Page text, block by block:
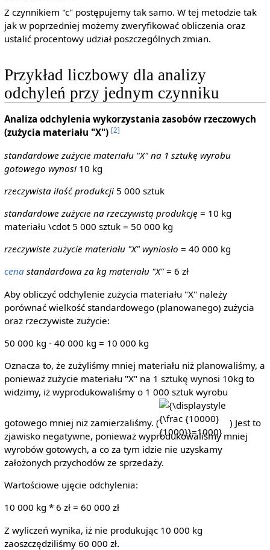
c_{0}}
Z czynnikiem "c" postępujemy tak samo. W tej metodzie tak
jak w poprzedniej możemy zweryfikować obliczenia oraz
ustalić procentowy udział poszczególnych zmian.
Przykład liczbowy dla analizy
odchyleń przy jednym czynniku
Analiza odchylenia wykorzystania zasobów rzeczowych
(zużycia materiału "X") [2]
standardowe zużycie materiału "X" na 1 sztukę wyrobu
gotowego wynosi10 kg
rzeczywista ilość produkcji5 000 sztuk
standardowe zużycie na rzeczywistą produkcję = 10 kg
materiału \cdot 5 000 sztuk = 50 000 kg
rzeczywiste zużycie materiału "X" wyniosło = 40 000 kg
cenastandardowa za kg materiału "X"= 6 zł
Aby obliczyć odchylenie zużycia materiału "X" należy
porównać wielkość standardowego (planowanego) zużycia
oraz rzeczywiste zużycie:
50 000 kg - 40 000 kg = 10 000 kg
Oznacza to, że zużyliśmy mniej materiału niż planowaliśmy, a
ponieważ zużycie materiału "X" na 1 sztukę wynosi 10kg to
widzimy, iż wyprodukowaliśmy o 1 000 sztuk wyrobu
gotowego mniej niż zamierzaliśmy. (
{\displaystyle
{\frac {10000}
{1000}}=1000}
) Jest to
zjawisko negatywne, ponieważ wyprodukowaliśmy mniej
wyrobów gotowych, a co za tym idzie nie uzyskamy
założonych przychodów ze sprzedaży.
Wartościowe ujęcie odchylenia:
10 000 kg * 6 zł = 60 000 zł
Z wyliczeń wynika, iż nie produkując 10 000 kg
zaoszczędziliśmy 60 000 zł.